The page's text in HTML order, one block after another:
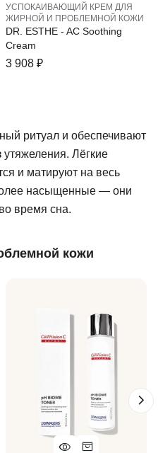
УСПОКАИВАЮЩИЙ КРЕМ ДЛЯ
ЖИРНОЙ И ПРОБЛЕМНОЙ КОЖИ
DR. ESTHE - AC Soothing
Cream
3 908 ₽
ритуал и обеспечивают
Лёгкие
и матируют на весь
насыщенные — они
время сна.
кожи